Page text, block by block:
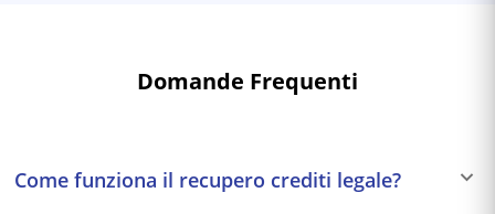
Domande Frequenti
Come funziona il recupero crediti legale?